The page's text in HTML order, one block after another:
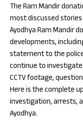
The Ram Mandir
most discussed
Ayodhya Ram Mandir
developments,
statement to the
continue to
CCTV footage,
Here is the complete
investigation, arrests,
Ayodhya.